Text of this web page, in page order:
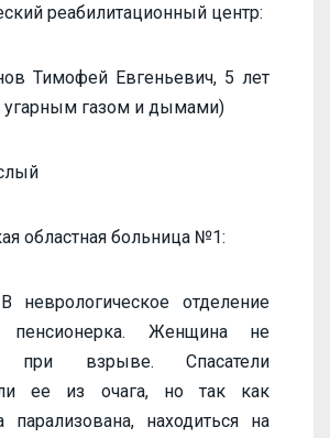
реабилитационный центр:
Евгеньевич, 5 лет
угарным газом и дымами)
областная больница №1:
отделение
пенсионерка. Женщина не
при взрыве. Спасатели
ее из очага, но так как
парализована, находиться на